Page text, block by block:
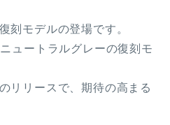
刻モデルの登場です。
ュートラルグレーの復刻モ
リリースで、期待の高まる